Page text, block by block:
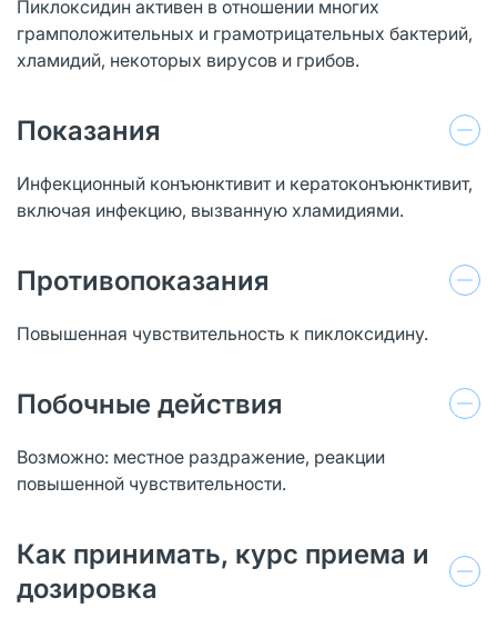
Пиклоксидин активен в отношении многих
грамположительных и грамотрицательных бактерий,
хламидий, некоторых вирусов и грибов.
Показания
Инфекционный конъюнктивит и кератоконъюнктивит,
включая инфекцию, вызванную хламидиями.
Противопоказания
Повышенная чувствительность к пиклоксидину.
Побочные действия
Возможно: местное раздражение, реакции
повышенной чувствительности.
Как принимать, курс приема и
дозировка